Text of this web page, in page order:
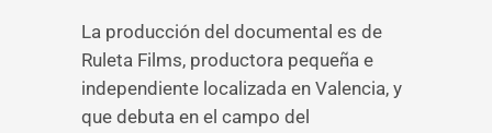
La producción del documental es de
Ruleta Films, productora pequeña e
independiente localizada en Valencia, y
que debuta en el campo del